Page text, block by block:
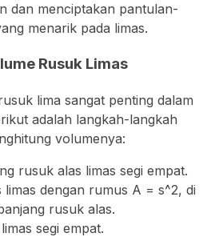
dan menciptakan pantulan-
menarik pada limas.
Rusuk Limas
lima sangat penting dalam
adalah langkah-langkah
volumenya:
rusuk alas limas segi empat.
limas dengan rumus A = s^2, di
rusuk alas.
segi empat.